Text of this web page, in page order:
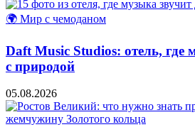
🌍 Мир с чемоданом
Daft Music Studios: отель, где
с природой
05.08.2026